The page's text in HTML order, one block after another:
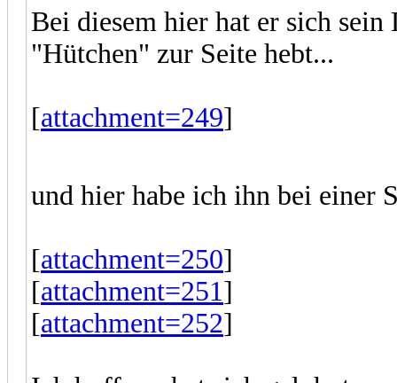
Bei diesem hier hat er sich
"Hütchen" zur Seite hebt...
[attachment=249]
und hier habe ich ihn bei einer
[attachment=250]
[attachment=251]
[attachment=252]